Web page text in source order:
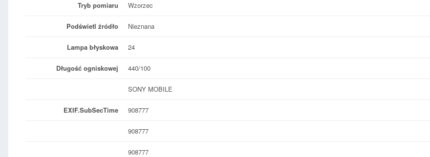
Tryb pomiaru Wzorzec
Podświetl źródło Nieznana
Lampa błyskowa 24
Długość ogniskowej 440/100
SONY MOBILE
EXIF.SubSecTime 908777
908777
908777